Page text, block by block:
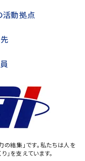
動拠点
の結集」です。私たちは人を
」を支えています。